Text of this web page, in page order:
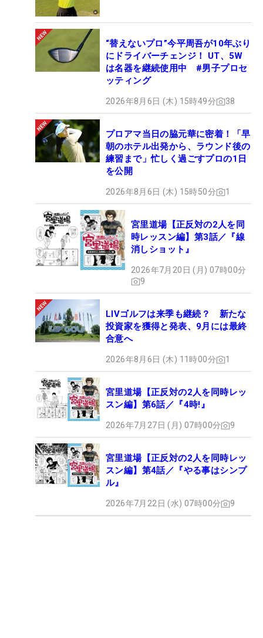
“替えないプロ”今平周吾が10年ぶり
にドライバーチェンジ！ UT、5W
は名器を継続使用中 #男子プロセ
ッティング
2026年8月6日 (木) 15時49分 38
プロアマ当日の脇元華に密着！「早
朝のホテル出発から、ラウンド後の
練習まで」忙しく過ごすプロの1日
を公開
2026年8月6日 (木) 15時50分 1
宮里道場【正反対の2人を同
時レッスン編】第3話／『線
消しショット』
2026年7月20日 (月) 07時00分
9
LIVゴルフは来季も継続？ 新たな
投資家を獲得と発表、9月には最終
合意へ
2026年8月6日 (木) 11時00分 1
宮里道場【正反対の2人を同時レッ
スン編】第6話／『4時!』
2026年7月27日 (月) 07時00分 9
宮里道場【正反対の2人を同時レッ
スン編】第4話／『やる事はシンプ
ル』
2026年7月22日 (水) 07時00分 9